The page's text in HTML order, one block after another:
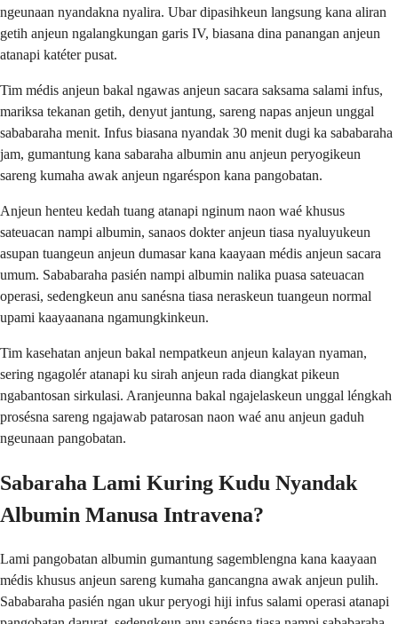
ngeunaan nyandakna nyalira. Ubar dipasihkeun langsung kana aliran
getih anjeun ngalangkungan garis IV, biasana dina panangan anjeun
atanapi katéter pusat.
Tim médis anjeun bakal ngawas anjeun sacara saksama salami infus,
mariksa tekanan getih, denyut jantung, sareng napas anjeun unggal
sababaraha menit. Infus biasana nyandak 30 menit dugi ka sababaraha
jam, gumantung kana sabaraha albumin anu anjeun peryogikeun
sareng kumaha awak anjeun ngaréspon kana pangobatan.
Anjeun henteu kedah tuang atanapi nginum naon waé khusus
sateuacan nampi albumin, sanaos dokter anjeun tiasa nyaluyukeun
asupan tuangeun anjeun dumasar kana kaayaan médis anjeun sacara
umum. Sababaraha pasién nampi albumin nalika puasa sateuacan
operasi, sedengkeun anu sanésna tiasa neraskeun tuangeun normal
upami kaayaanana ngamungkinkeun.
Tim kasehatan anjeun bakal nempatkeun anjeun kalayan nyaman,
sering ngagolér atanapi ku sirah anjeun rada diangkat pikeun
ngabantosan sirkulasi. Aranjeunna bakal ngajelaskeun unggal léngkah
prosésna sareng ngajawab patarosan naon waé anu anjeun gaduh
ngeunaan pangobatan.
Sabaraha Lami Kuring Kudu Nyandak
Albumin Manusa Intravena?
Lami pangobatan albumin gumantung sagemblengna kana kaayaan
médis khusus anjeun sareng kumaha gancangna awak anjeun pulih.
Sababaraha pasién ngan ukur peryogi hiji infus salami operasi atanapi